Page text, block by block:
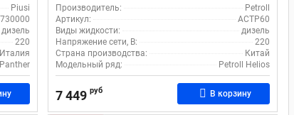
Piusi
дизель
220
Италия
Производитель:
Petroll
Артикул:
ACTP60
Виды жидкости:
дизель
Напряжение сети, В:
220
Страна производства:
Китай
Модельный ряд:
Petroll Helios
7 449 руб В корзину